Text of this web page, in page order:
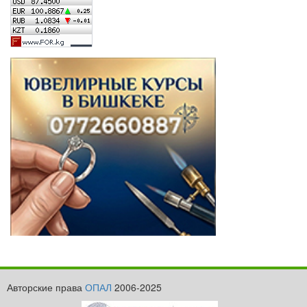
Авторские права ОПАЛ 2006-2025